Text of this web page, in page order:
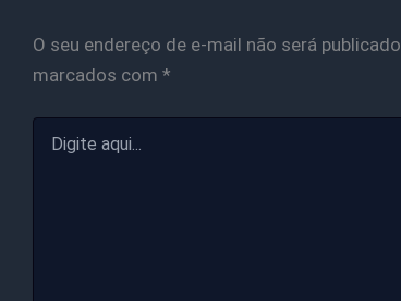
O seu endereço de e-mail não será publicado.
marcados com *
aqui...